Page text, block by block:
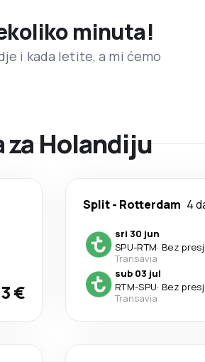
minuta!
i kada letite, a mi ćemo
za Holandiju
€
Split- Rotterdam 4
sri 30 jun
SPU-RTM· Bez
Transavia
sub 03 jul
RTM-SPU· Bez
Transavia